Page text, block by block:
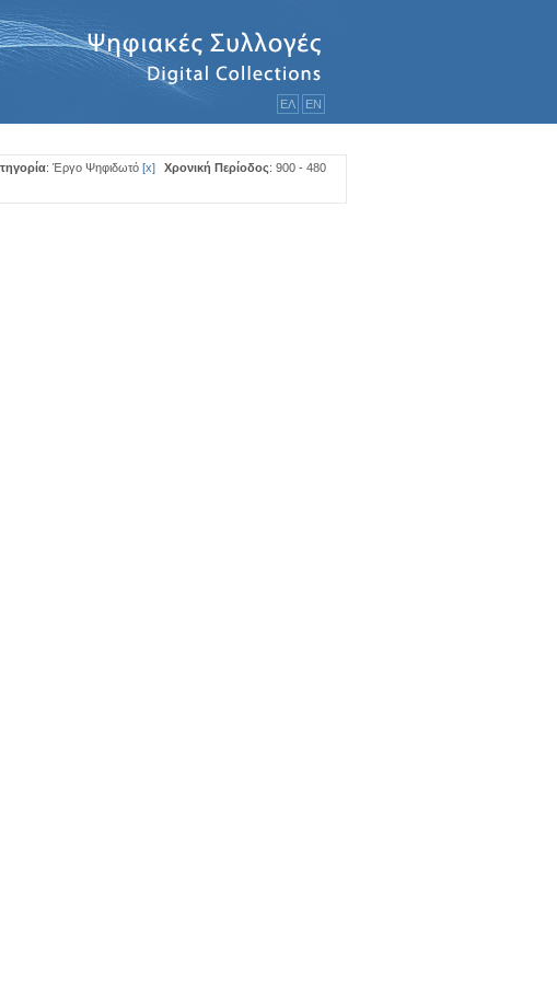
ΕΛ ΕΝ
: Έργο Ψηφιδωτό [x] Χρονική Περίοδος: 900 - 480